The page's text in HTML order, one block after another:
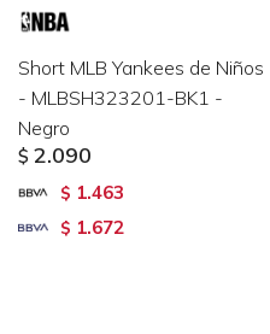
Short MLB Yankees de Niños
- MLBSH323201-BK1 -
Negro
$ 2.090
$ 1.463
$ 1.672